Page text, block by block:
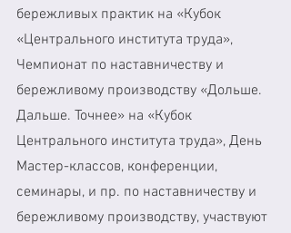
бережливых практик на «Кубок
«Центрального института труда»,
Чемпионат по наставничеству и
бережливому производству «Дольше.
Дальше. Точнее» на «Кубок
Центрального института труда», День
Мастер-классов, конференции,
семинары, и пр. по наставничеству и
бережливому производству, участвуют